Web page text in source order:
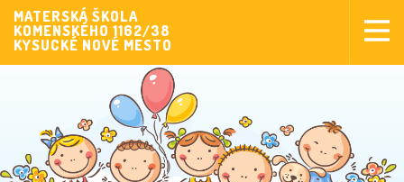
Aktivity pre deti
Fotogaléria
Naša škola
MATERSKÁ ŠKOLA
KOMENSKÉHO 1162/38
KYSUCKÉ NOVÉ MESTO